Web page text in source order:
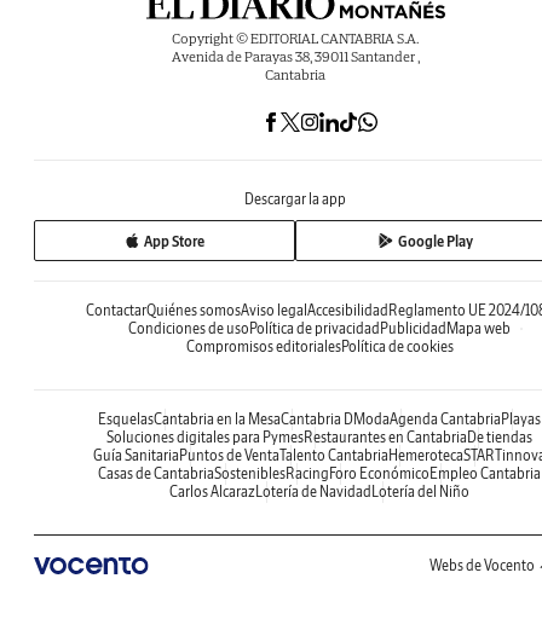
Copyright © EDITORIAL CANTABRIA S.A.
Avenida de Parayas 38, 39011 Santander ,
Cantabria
Descargar la app
App Store Google Play
ContactarQuiénes somosAviso legal Accesibilidad Reglamento UE 2024/
Condiciones de uso Política de privacidad Publicidad Mapa web
Compromisos editorialesPolítica de cookies
EsquelasCantabria en la MesaCantabria DModaAgenda Cantabria Playas
Soluciones digitales para PymesRestaurantes en Cantabria De tiendas
Guía Sanitaria Puntos de VentaTalento Cantabria Hemeroteca
Casas de CantabriaSosteniblesRacing Foro Económico Empleo Cantabria
Carlos AlcarazLotería de Navidad Lotería del Niño
Webs de Vocento